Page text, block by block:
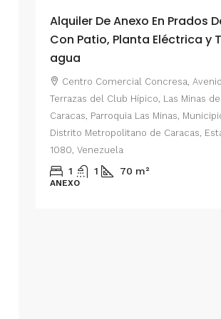
Alquiler De Anexo En Prados
Con Patio, Planta Eléctrica y
agua
Centro Comercial Concresa,
Terrazas del Club Hípico, Las Minas de
Caracas, Parroquia Las Minas,
Distrito Metropolitano de Caracas,
1080, Venezuela
1 1 70 m²
ANEXO